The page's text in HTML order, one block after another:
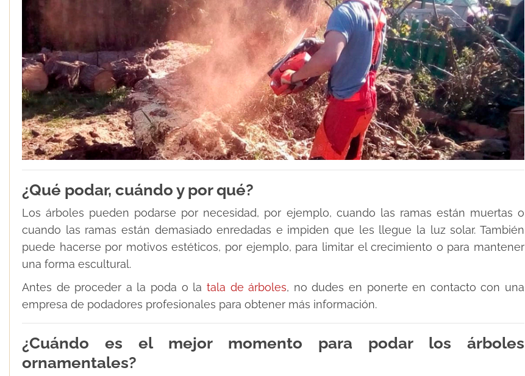
¿Qué podar, cuándo y por qué?
Los árboles pueden podarse por necesidad, por ejemplo, cuando las ramas están muertas o
cuando las ramas están demasiado enredadas e impiden que les llegue la luz solar. También
puede hacerse por motivos estéticos, por ejemplo, para limitar el crecimiento o para mantener
una forma escultural.
Antes de proceder a la poda o la tala de árboles, no dudes en ponerte en contacto con una
empresa de podadores profesionales para obtener más información.
¿Cuándo es el mejor momento para podar los árboles
ornamentales?